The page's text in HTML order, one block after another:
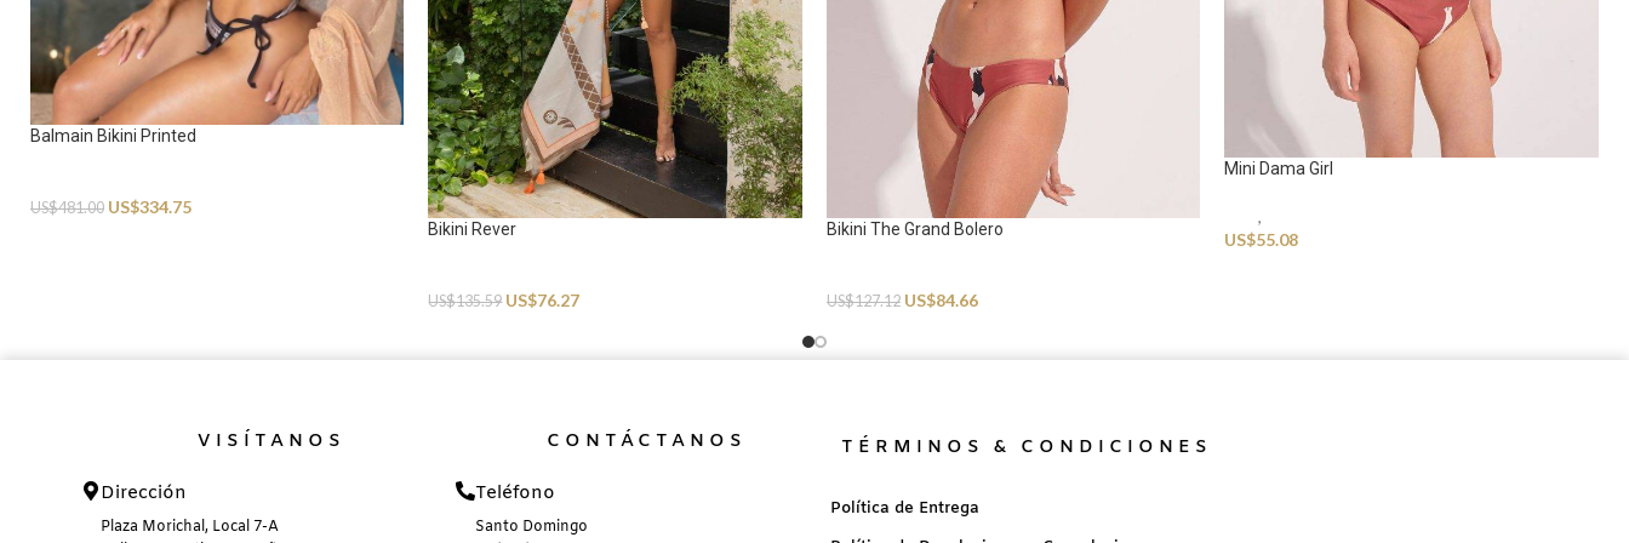
Balmain Bikini Printed
US$481.00 US$334.75
Bikini Rever
US$135.59 US$76.27
Bikini The Grand Bolero
US$127.12 US$84.66
Mini Dama Girl
Kids,
US$55.08
VISÍTANOS
Dirección
Plaza Morichal, Local 7-A
CONTÁCTANOS
Teléfono
Santo Domingo
TÉRMINOS & CONDICIONES
Política de Entrega